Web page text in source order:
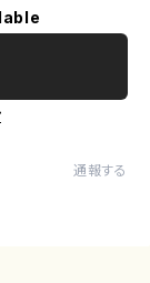
通報する